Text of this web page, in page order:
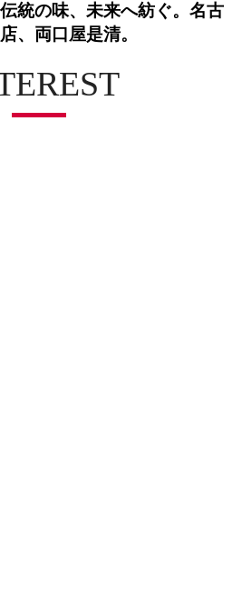
伝統の味、未来へ紡ぐ。名古
、両口屋是清。